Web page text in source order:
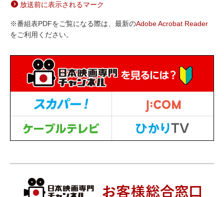
放送前に表示されるマーク
※番組表PDFをご覧になる際は、最新のAdobe Acrobat Reader
をご利用ください。